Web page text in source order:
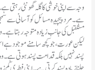
وجہ سے اپنی خوشی کا گلہ گھونٹی رہتی
ہے۔ مرد پیچیدہ مسائل کو آسانی سے
مستقبل کی جانب زیادہ متوجہ رہتا ہے۔
لیکن عورت، جو کچھ سامنے موجود ہے
پسند نہیں بلکہ قدامت پسند ہوتی